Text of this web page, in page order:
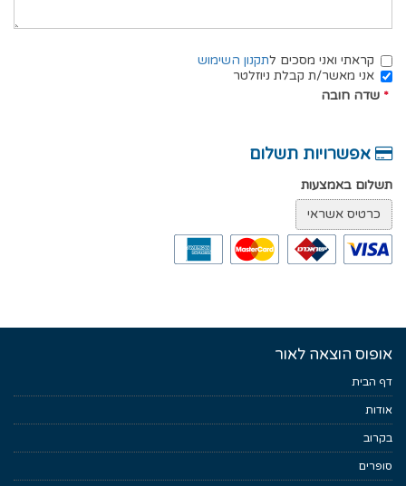
קראתי ואני מסכים לתקנון השימוש
אני מאשר/ת קבלת ניוזלטר
* שדה חובה
אפשרויות תשלום
תשלום באמצעות
אופוס הוצאה לאור
דף הבית
אודות
בקרוב
סופרים